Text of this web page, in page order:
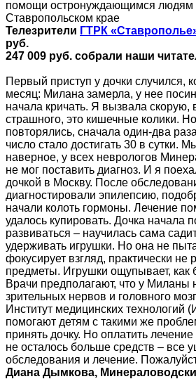
помощи остронуждающимся людям
Ставропольском крае
Телезрители ГТРК
руб.
247 009 руб. собрали наши
Первый приступ у дочки случился,
месяц: Милана замерла, у нее
начала кричать. Я вызвала скорую,
страшного, это кишечные колики.
повторялись, сначала один-два
число стало достигать 30 в сутки.
наверное, у всех неврологов
не мог поставить диагноз. И я
дочкой в Москву. После
диагностировали эпилепсию,
начали колоть гормоны. Лечение
удалось купировать. Дочка начала
развиваться – научилась сама
удерживать игрушки. Но она не
фокусирует взгляд, практически не
предметы. Игрушки ощупывает, как
Врачи предполагают, что у Миланы
зрительных нервов и головного
Институт медицинских технологий
помогают детям с такими же
принять дочку. Но оплатить
не осталось больше средств – все
обследования и лечение.
Диана Дымкова,